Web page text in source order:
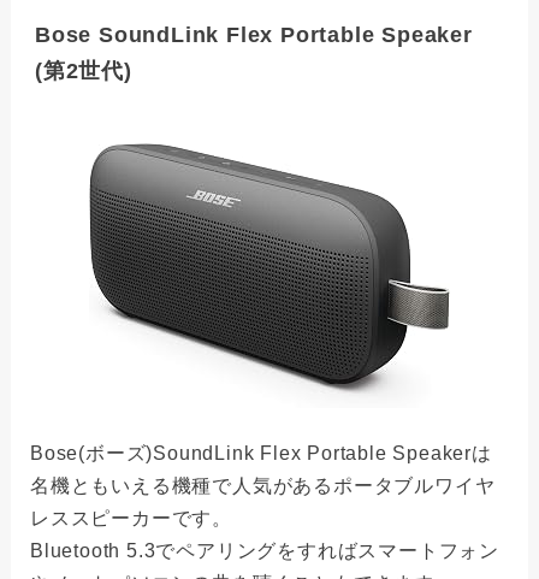
Bose SoundLink Flex Portable Speaker
(第2世代)
Bose(ボーズ)SoundLink Flex Portable Speakerは
名機ともいえる機種で人気があるポータブルワイヤ
レススピーカーです。
Bluetooth 5.3でペアリングをすればスマートフォン